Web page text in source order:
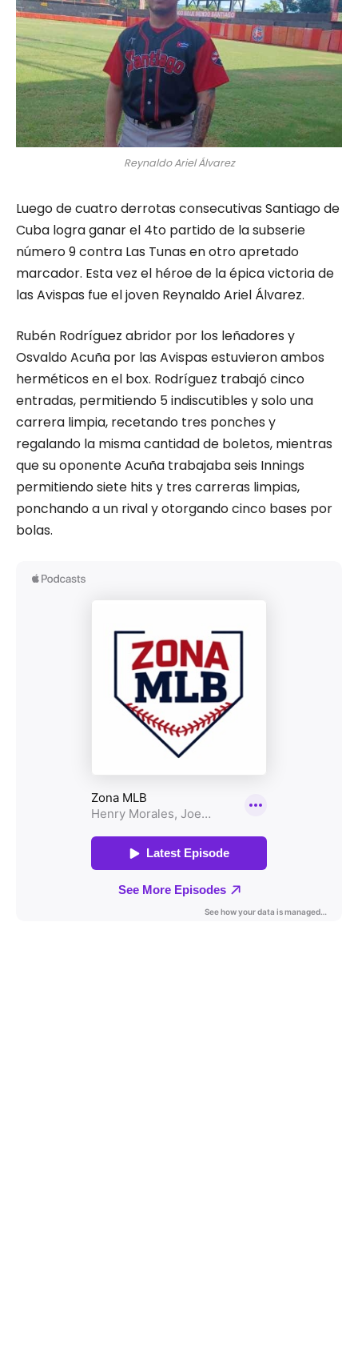
Reynaldo Ariel Álvarez
Luego de cuatro derrotas consecutivas Santiago de
Cuba logra ganar el 4to partido de la subserie
número 9 contra Las Tunas en otro apretado
marcador. Esta vez el héroe de la épica victoria de
las Avispas fue el joven Reynaldo Ariel Álvarez.
Rubén Rodríguez abridor por los leñadores y
Osvaldo Acuña por las Avispas estuvieron ambos
herméticos en el box. Rodríguez trabajó cinco
entradas, permitiendo 5 indiscutibles y solo una
carrera limpia, recetando tres ponches y
regalando la misma cantidad de boletos, mientras
que su oponente Acuña trabajaba seis Innings
permitiendo siete hits y tres carreras limpias,
ponchando a un rival y otorgando cinco bases por
bolas.